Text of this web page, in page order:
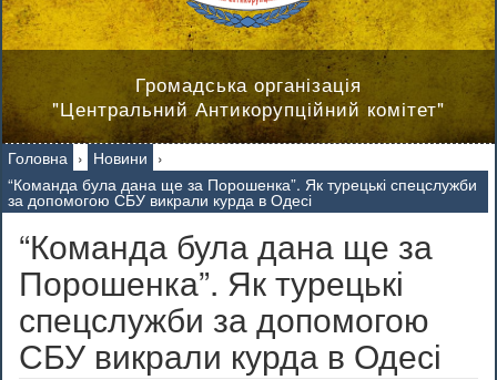
Громадська організація
"Центральний Антикорупційний комітет"
Головна › Новини ›
“Команда була дана ще за Порошенка”. Як турецькі спецслужби
за допомогою СБУ викрали курда в Одесі
“Команда була дана ще за
Порошенка”. Як турецькі
спецслужби за допомогою
СБУ викрали курда в Одесі